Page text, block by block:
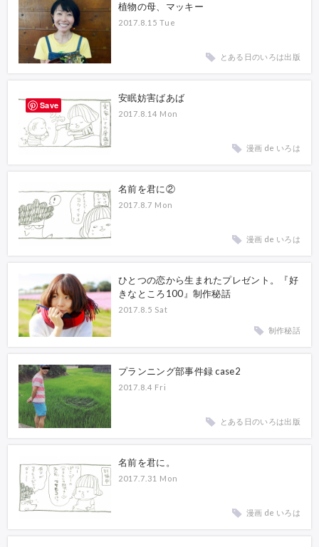
植物の母、マッキー
2017.8.15 Tue
とある日のいろは出版
安眠妨害ばあば
2017.8.14 Mon
漫画 de いろは
名前を君に②
2017.8.7 Mon
漫画 de いろは
ひとつの恋から生まれたプレゼント。『好
きなところ100』制作秘話
2017.8.5 Sat
制作秘話
プランニング部事件録 case2
2017.8.4 Fri
とある日のいろは出版
名前を君に。
2017.7.31 Mon
漫画 de いろは
Save